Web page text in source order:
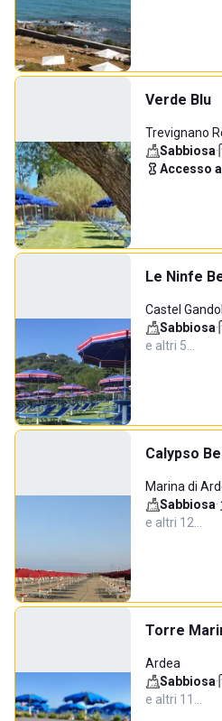
Verde Blu
Trevignano
Sabbiosa·
Accesso
Le Ninfe
Castel
Sabbiosa·
e altri 5…
Calypso
Marina di
Sabbiosa·
e altri 12…
Torre
Ardea
Sabbiosa·
e altri 11…